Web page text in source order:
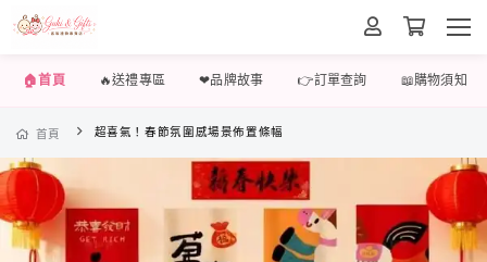
🏠首頁 🔥送禮專區 ❤品牌故事 👉訂單查詢 📖購物須知
首頁 超喜氣！春節氛圍感場景佈置條幅